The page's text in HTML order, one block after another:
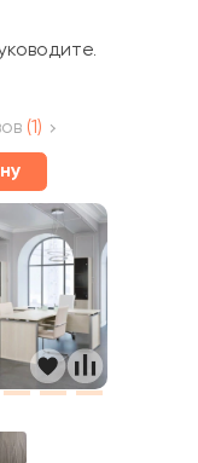
Модерн
(1)